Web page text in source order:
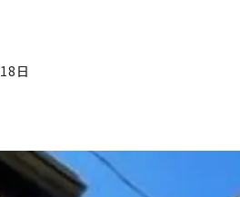
18日